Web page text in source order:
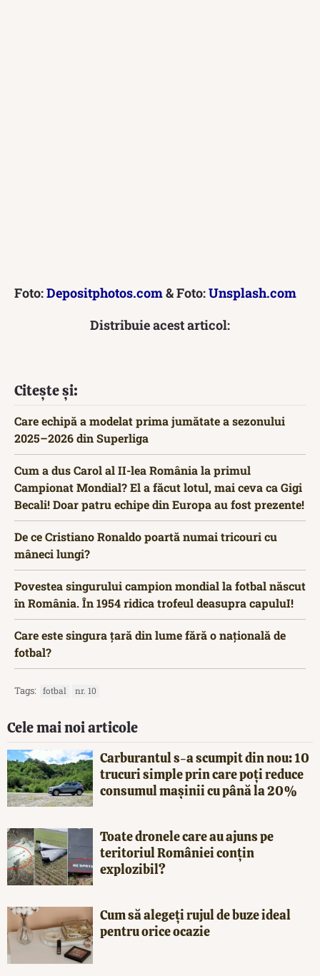
Foto:Depositphotos.com& Foto:Unsplash.com
Distribuie acest articol:
Citește și:
Care echipă a modelat prima jumătate a sezonului
2025–2026 din Superliga
Cum a dus Carol al II-lea România la primul
Campionat Mondial? El a făcut lotul, mai ceva ca Gigi
Becali! Doar patru echipe din Europa au fost prezente!
De ce Cristiano Ronaldo poartă numai tricouri cu
mâneci lungi?
Povestea singurului campion mondial la fotbal născut
în România. În 1954 ridica trofeul deasupra capuluI!
Care este singura țară din lume fără o națională de
fotbal?
Tags: fotbal nr. 10
Cele mai noi articole
Carburantul s-a scumpit din nou: 10
trucuri simple prin care poți reduce
consumul mașinii cu până la 20%
Toate dronele care au ajuns pe
teritoriul României conțin
explozibil?
Cum să alegeți rujul de buze ideal
pentru orice ocazie